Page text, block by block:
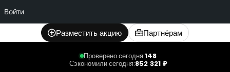
Войти
Разместить акцию Партнёрам
Проверено сегодня:148
Сэкономили сегодня:852 321 ₽